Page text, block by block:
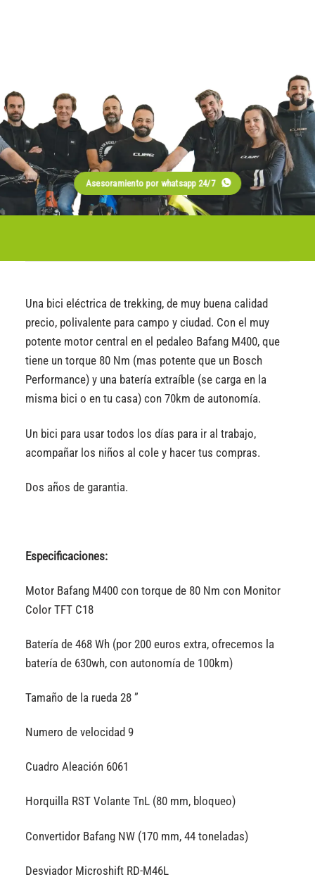
Asesoramiento por whatsapp 24/7
Una bici eléctrica de trekking, de muy buena calidad
precio, polivalente para campo y ciudad. Con el muy
potente motor central en el pedaleo Bafang M400, que
tiene un torque 80 Nm (mas potente que un Bosch
Performance) y una batería extraíble (se carga en la
misma bici o en tu casa) con 70km de autonomía.
Un bici para usar todos los días para ir al trabajo,
acompañar los niños al cole y hacer tus compras.
Dos años de garantia.
Especificaciones:
Motor Bafang M400 con torque de 80 Nm con Monitor
Color TFT C18
Batería de 468 Wh (por 200 euros extra, ofrecemos la
batería de 630wh, con autonomía de 100km)
Tamaño de la rueda 28 ”
Numero de velocidad 9
Cuadro Aleación 6061
Horquilla RST Volante TnL (80 mm, bloqueo)
Convertidor Bafang NW (170 mm, 44 toneladas)
Desviador Microshift RD-M46L